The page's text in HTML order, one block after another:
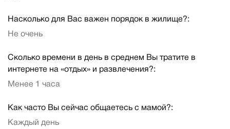
Насколько для Вас важен порядок в жилище?:
Не очень
Сколько времени в день в среднем Вы тратите в
интернете на «отдых» и развлечения?:
Менее 1 часа
Как часто Вы сейчас общаетесь с мамой?:
Каждый день